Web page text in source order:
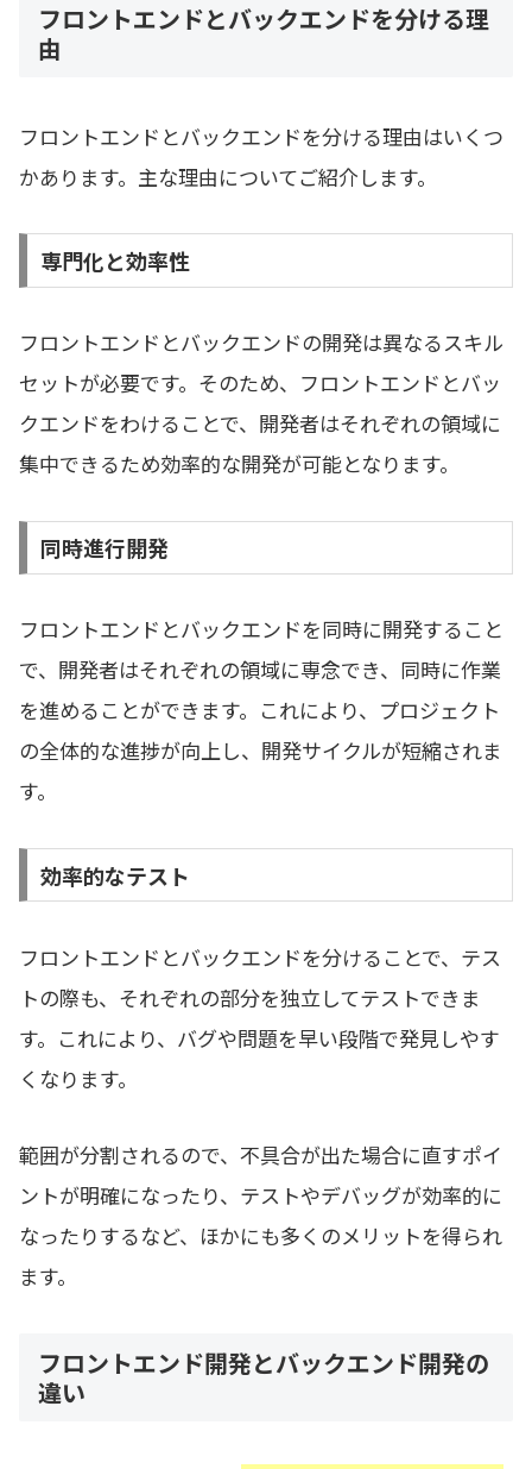
フロントエンドとバックエンドを分ける理
由
フロントエンドとバックエンドを分ける理由はいくつ
かあります。主な理由についてご紹介します。
専門化と効率性
フロントエンドとバックエンドの開発は異なるスキル
セットが必要です。そのため、フロントエンドとバッ
クエンドをわけることで、開発者はそれぞれの領域に
集中できるため効率的な開発が可能となります。
同時進行開発
フロントエンドとバックエンドを同時に開発すること
で、開発者はそれぞれの領域に専念でき、同時に作業
を進めることができます。これにより、プロジェクト
の全体的な進捗が向上し、開発サイクルが短縮されま
す。
効率的なテスト
フロントエンドとバックエンドを分けることで、テス
トの際も、それぞれの部分を独立してテストできま
す。これにより、バグや問題を早い段階で発見しやす
くなります。
範囲が分割されるので、不具合が出た場合に直すポイ
ントが明確になったり、テストやデバッグが効率的に
なったりするなど、ほかにも多くのメリットを得られ
ます。
フロントエンド開発とバックエンド開発の
違い